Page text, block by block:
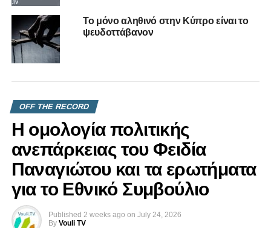
To μόνο αληθινό στην Κύπρο είναι το
ψευδοττάβανον
OFF THE RECORD
Η ομολογία πολιτικής
ανεπάρκειας του Φειδία
Παναγιώτου και τα ερωτήματα
για το Εθνικό Συμβούλιο
Published 2 weeks ago on July 24, 2026
By Vouli TV